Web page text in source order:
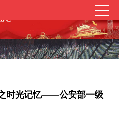
时光记忆——公安部一级